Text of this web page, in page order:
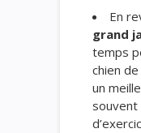
En
grand
temps
chien
un
souvent